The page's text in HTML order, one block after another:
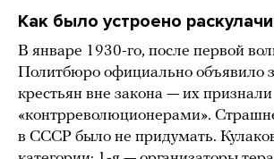
Как было устроено
В январе 1930-го, после первой
Политбюро официально объявило
крестьян вне закона — их признали
«контрреволюционерами».
в СССР было не придумать.